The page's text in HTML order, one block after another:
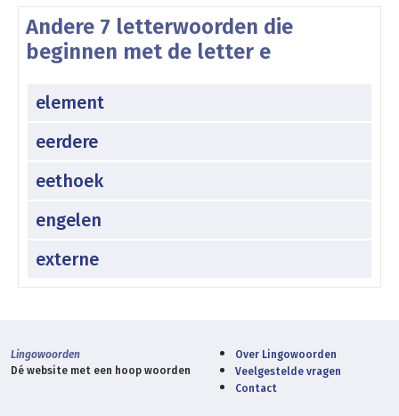
Andere 7 letterwoorden die
beginnen met de letter e
element
eerdere
eethoek
engelen
externe
Lingowoorden
Dé website met een hoop woorden
Over Lingowoorden
Veelgestelde vragen
Contact